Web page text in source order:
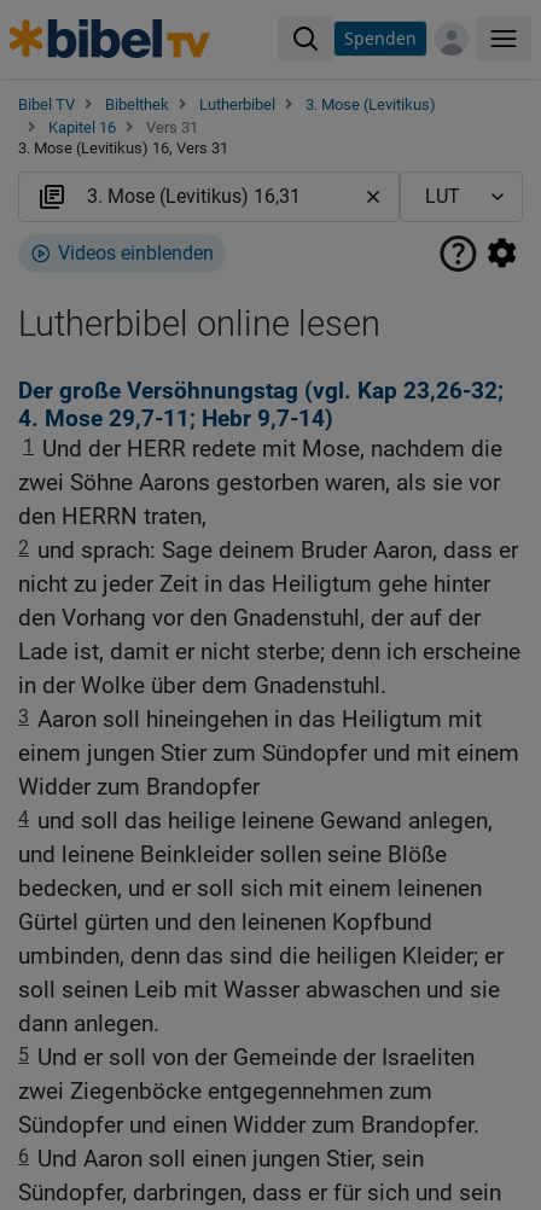
Spenden
Bibel TV Bibelthek Lutherbibel
3. Mose (Levitikus)
Kapitel 16
Vers 31
3. Mose (Levitikus) 16, Vers 31
Videos einblenden
Lutherbibel online lesen
Der große Versöhnungstag (vgl. Kap 23,26-32;
4. Mose 29,7-11; Hebr 9,7-14)
1
Und der HERR redete mit Mose, nachdem die
zwei Söhne Aarons gestorben waren, als sie vor
den HERRN traten,
2 und sprach: Sage deinem Bruder Aaron, dass er
nicht zu jeder Zeit in das Heiligtum gehe hinter
den Vorhang vor den Gnadenstuhl, der auf der
Lade ist, damit er nicht sterbe; denn ich erscheine
in der Wolke über dem Gnadenstuhl.
3 Aaron soll hineingehen in das Heiligtum mit
einem jungen Stier zum Sündopfer und mit einem
Widder zum Brandopfer
4 und soll das heilige leinene Gewand anlegen,
und leinene Beinkleider sollen seine Blöße
bedecken, und er soll sich mit einem leinenen
Gürtel gürten und den leinenen Kopfbund
umbinden, denn das sind die heiligen Kleider; er
soll seinen Leib mit Wasser abwaschen und sie
dann anlegen.
5 Und er soll von der Gemeinde der Israeliten
zwei Ziegenböcke entgegennehmen zum
Sündopfer und einen Widder zum Brandopfer.
6 Und Aaron soll einen jungen Stier, sein
Sündopfer, darbringen, dass er für sich und sein